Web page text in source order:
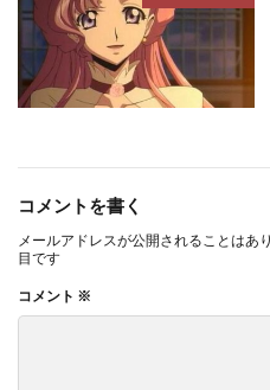
コメントを書く
メールアドレスが公開されることはあ
目です
コメント ※